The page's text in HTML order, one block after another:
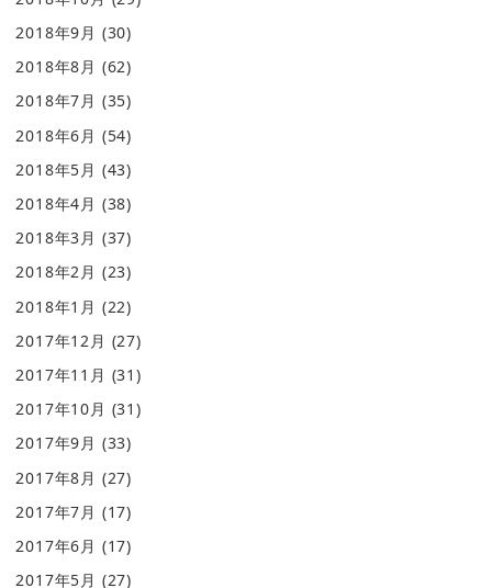
2018年9月 (30)
2018年8月 (62)
2018年7月 (35)
2018年6月 (54)
2018年5月 (43)
2018年4月 (38)
2018年3月 (37)
2018年2月 (23)
2018年1月 (22)
2017年12月 (27)
2017年11月 (31)
2017年10月 (31)
2017年9月 (33)
2017年8月 (27)
2017年7月 (17)
2017年6月 (17)
2017年5月 (27)